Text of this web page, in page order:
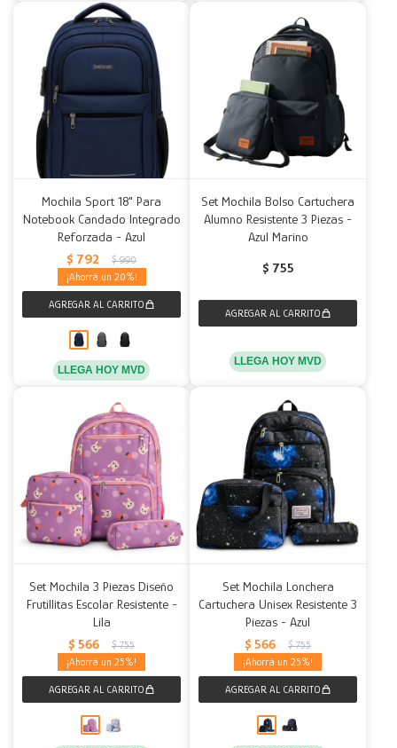
Mochila Sport 18" Para
Notebook Candado Integrado
Reforzada - Azul
$ 792 $ 990
20
LLEGA HOY MVD
Set Mochila Bolso Cartuchera
Alumno Resistente 3 Piezas -
Azul Marino
$ 755
LLEGA HOY MVD
Set Mochila 3 Piezas Diseño
Frutillitas Escolar Resistente -
Lila
$ 566 $ 755
25
Set Mochila Lonchera
Cartuchera Unisex Resistente 3
Piezas - Azul
$ 566 $ 755
25